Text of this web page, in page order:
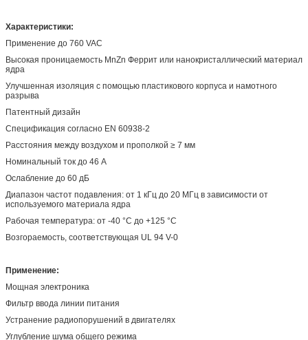
Характеристики:
Применение до 760 VAC
Высокая проницаемость MnZn Феррит или нанокристаллический материал
ядра
Улучшенная изоляция с помощью пластикового корпуса и намотного
разрыва
Патентный дизайн
Спецификация согласно EN 60938-2
Расстояния между воздухом и прополкой ≥ 7 мм
Номинальный ток до 46 А
Ослабление до 60 дБ
Диапазон частот подавления: от 1 кГц до 20 МГц в зависимости от
используемого материала ядра
Рабочая температура: от -40 °C до +125 °C
Возгораемость, соответствующая UL 94 V-0
Применение:
Мощная электроника
Фильтр ввода линии питания
Устранение радиопорушений в двигателях
Углубление шума общего режима